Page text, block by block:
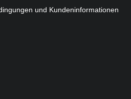
und Kundeninformationen